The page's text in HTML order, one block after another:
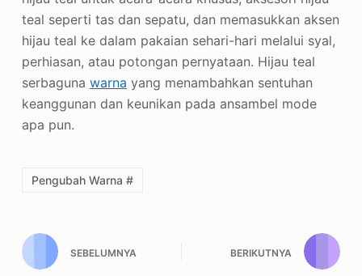
teal seperti tas dan sepatu, dan memasukkan aksen
hijau teal ke dalam pakaian sehari-hari melalui syal,
perhiasan, atau potongan pernyataan. Hijau teal
serbaguna warna yang menambahkan sentuhan
keanggunan dan keunikan pada ansambel mode
apa pun.
Pengubah Warna #
SEBELUMNYA BERIKUTNYA